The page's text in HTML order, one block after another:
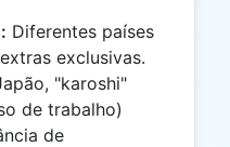
Diferentes países
exclusivas.
"karoshi"
de trabalho)
de